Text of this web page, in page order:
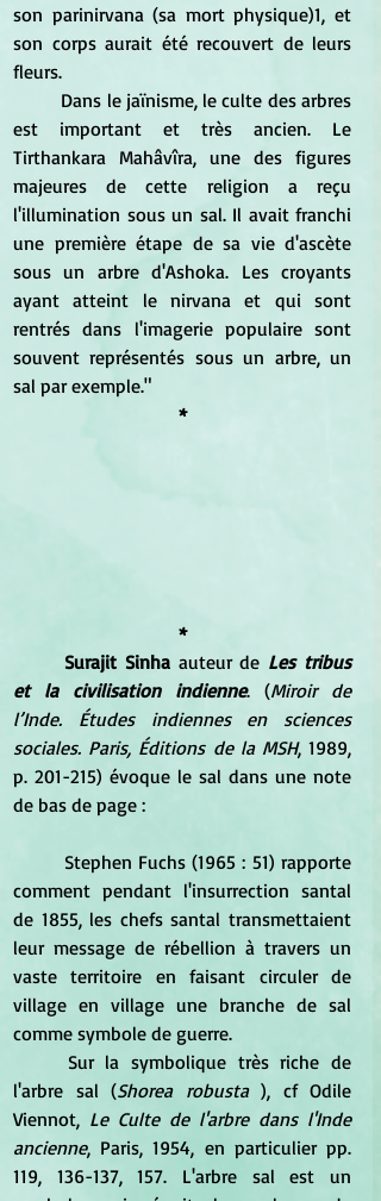
son parinirvana (sa mort physique)1, et
son corps aurait été recouvert de leurs
fleurs.
est important et très ancien. Le
Tirthankara Mahâvîra, une des figures
majeures de cette religion a reçu
l'illumination sous un sal. Il avait franchi
une première étape de sa vie d'ascète
sous un arbre d'Ashoka. Les croyants
ayant atteint le nirvana et qui sont
rentrés dans l'imagerie populaire sont
souvent représentés sous un arbre, un
sal par exemple."
*
*
Surajit Sinha auteur de Les tribus
et la civilisation indienne. (Miroir de
l’Inde. Études indiennes en sciences
sociales. Paris, Éditions de la MSH, 1989,
p. 201-215) évoque le sal dans une note
de bas de page :
comment pendant l'insurrection santal
de 1855, les chefs santal transmettaient
leur message de rébellion à travers un
vaste territoire en faisant circuler de
village en village une branche de sal
comme symbole de guerre.
l'arbre sal (Shorea robusta ), cf Odile
Viennot, Le Culte de l'arbre dans l'Inde
ancienne, Paris, 1954, en particulier pp.
119, 136-137, 157. L'arbre sal est un